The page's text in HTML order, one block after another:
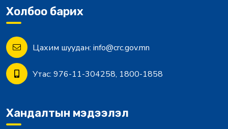
Холбоо барих
Цахим шуудан: info@crc.gov.mn
Утас: 976-11-304258, 1800-1858
Хандалтын мэдээлэл